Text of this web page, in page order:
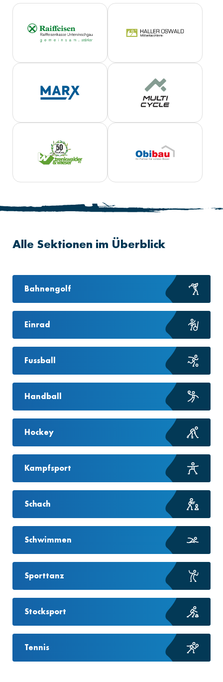
Alle Sektionen im Überblick
Bahnengolf
Einrad
Fussball
Handball
Hockey
Kampfsport
Schach
Schwimmen
Sporttanz
Stocksport
Tennis